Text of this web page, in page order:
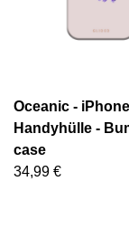
Oceanic -
Handyhülle -
case
34,99 €